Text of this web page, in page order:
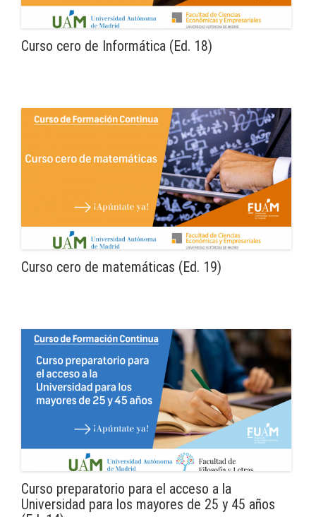
Curso cero de Informática (Ed. 18)
Curso cero de matemáticas (Ed. 19)
Curso preparatorio para el acceso a la
Universidad para los mayores de 25 y 45 años